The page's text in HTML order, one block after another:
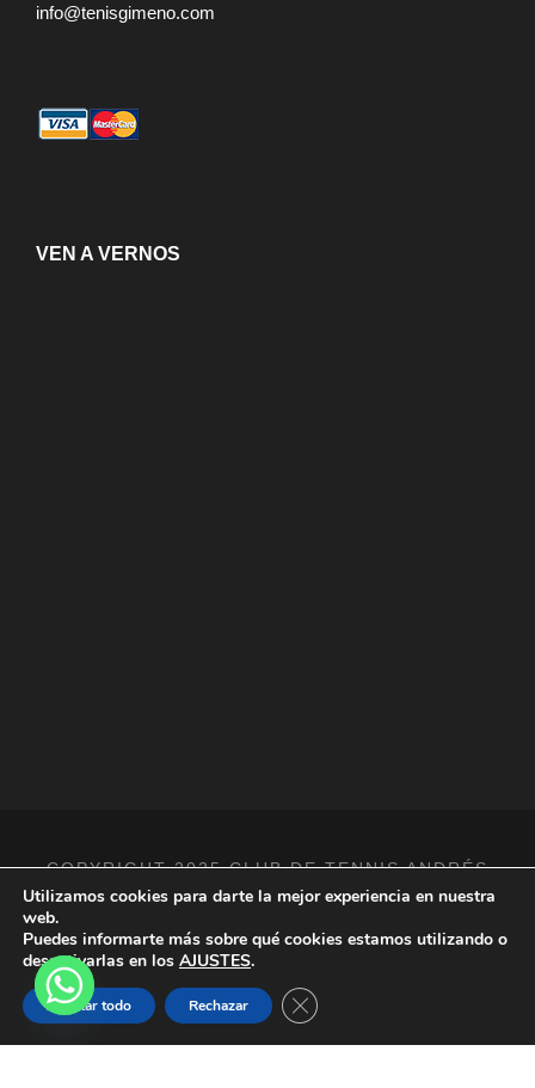
info@tenisgimeno.com
VEN A VERNOS
COPYRIGHT 2025 CLUB DE TENNIS ANDRÉS
GIMENO /AVISO LEGAL/POLÍTICA DE
PRIVACIDAD Y REDES SOCIALES
DE COOKIES / TODOS LOS DERECHOS
RESERVADOS. REALIZADA POR
Utilizamos cookies para darte la mejor experiencia en nuestra
web.
Puedes informarte más sobre qué cookies estamos utilizando o
desactivarlas en los AJUSTES.
Aceptar todo Rechazar Cerrar el banner de cookies